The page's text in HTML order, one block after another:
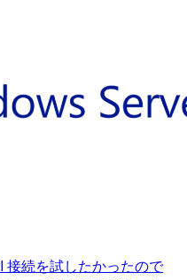
接続を試したかったので